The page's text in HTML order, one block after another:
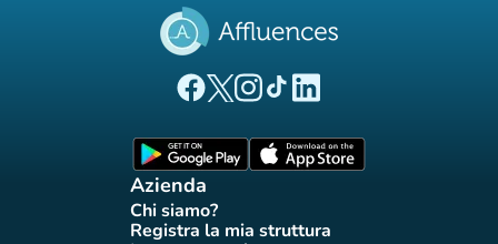
(nuova scheda)
(nuova scheda)
(nuova scheda)
(nuova scheda)
(nuova scheda)
Azienda
Chi siamo?(nuova scheda)
Registra la mia struttura